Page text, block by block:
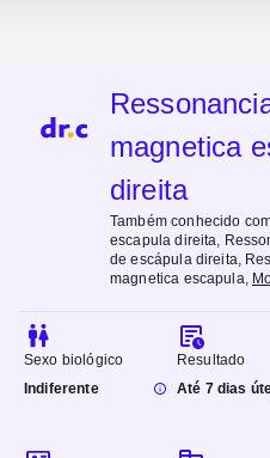
magnetica
direita
Também conhecido
escapula direita,
de escápula direita,
magnetica escapula,
Sexo biológico
Indiferente
Resultado
Até 7 dias